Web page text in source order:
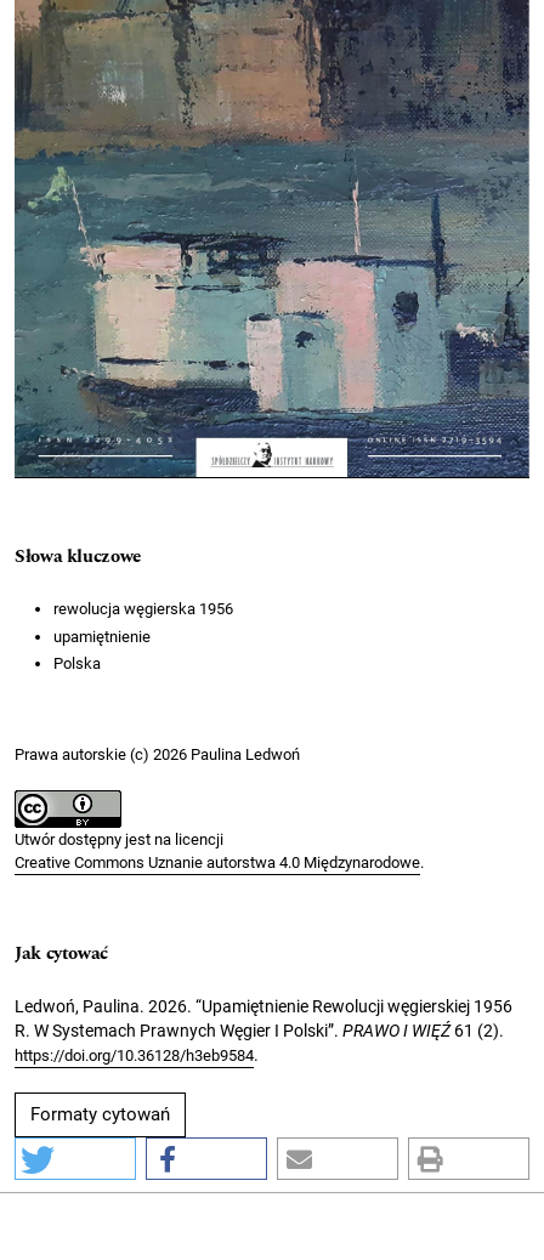
Słowa kluczowe
rewolucja węgierska 1956
upamiętnienie
Polska
Prawa autorskie (c) 2026 Paulina Ledwoń
Utwór dostępny jest na licencji
Creative Commons Uznanie autorstwa 4.0 Międzynarodowe.
Jak cytować
Ledwoń, Paulina. 2026. “Upamiętnienie Rewolucji węgierskiej 1956
R. W Systemach Prawnych Węgier I Polski”. PRAWO I WIĘŹ61 (2).
https://doi.org/10.36128/h3eb9584.
Formaty cytowań